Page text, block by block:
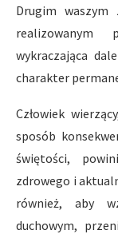
Drugim waszym
realizowanym
wykraczająca
charakter
Człowiek
sposób
świętości,
zdrowego i
również, aby
duchowym,